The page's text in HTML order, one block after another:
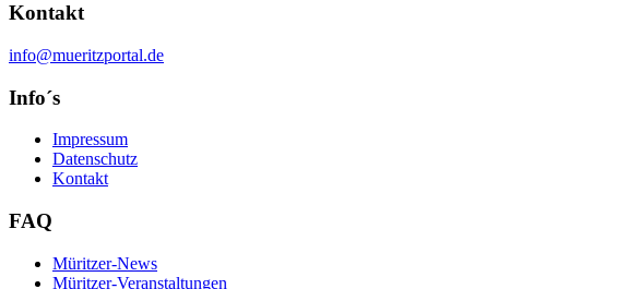
Kontakt
info@mueritzportal.de
Info´s
Impressum
Datenschutz
Kontakt
FAQ
Müritzer-News
Müritzer-Veranstaltungen